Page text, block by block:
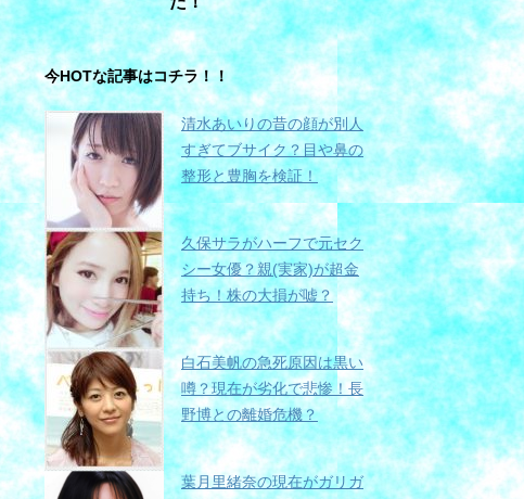
今HOTな記事はコチラ！！
清水あいりの昔の顔が別人
すぎてブサイク？目や鼻の
整形と豊胸を検証！
久保サラがハーフで元セク
シー女優？親(実家)が超金
持ち！株の大損が嘘？
白石美帆の急死原因は黒い
噂？現在が劣化で悲惨！長
野博との離婚危機？
葉月里緒奈の現在がガリガ